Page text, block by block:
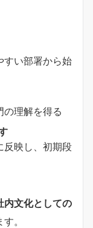
すい部署から始
の理解を得る
反映し、初期段
内文化としての
。